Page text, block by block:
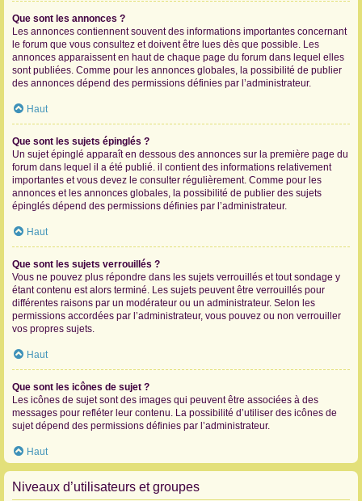
Que sont les annonces ?
Les annonces contiennent souvent des informations importantes concernant
le forum que vous consultez et doivent être lues dès que possible. Les
annonces apparaissent en haut de chaque page du forum dans lequel elles
sont publiées. Comme pour les annonces globales, la possibilité de publier
des annonces dépend des permissions définies par l’administrateur.
Haut
Que sont les sujets épinglés ?
Un sujet épinglé apparaît en dessous des annonces sur la première page du
forum dans lequel il a été publié. il contient des informations relativement
importantes et vous devez le consulter régulièrement. Comme pour les
annonces et les annonces globales, la possibilité de publier des sujets
épinglés dépend des permissions définies par l’administrateur.
Haut
Que sont les sujets verrouillés ?
Vous ne pouvez plus répondre dans les sujets verrouillés et tout sondage y
étant contenu est alors terminé. Les sujets peuvent être verrouillés pour
différentes raisons par un modérateur ou un administrateur. Selon les
permissions accordées par l’administrateur, vous pouvez ou non verrouiller
vos propres sujets.
Haut
Que sont les icônes de sujet ?
Les icônes de sujet sont des images qui peuvent être associées à des
messages pour refléter leur contenu. La possibilité d’utiliser des icônes de
sujet dépend des permissions définies par l’administrateur.
Haut
Niveaux d’utilisateurs et groupes